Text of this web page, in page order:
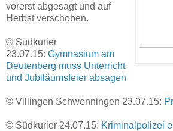
vorerst abgesagt und auf
Herbst verschoben.
© Südkurier
23.07.15: Gymnasium am
Deutenberg muss Unterricht
und Jubiläumsfeier absagen
© Villingen Schwenningen 23.07.15:
© Südkurier 24.07.15: Kriminalpolizei